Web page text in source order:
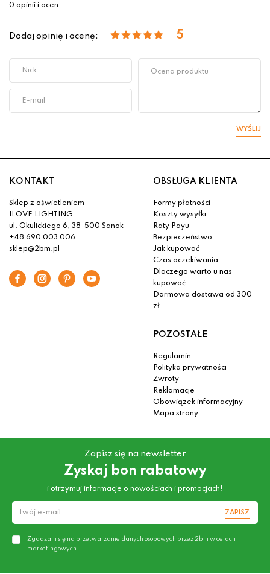
0 opinii i ocen
Dodaj opinię i ocenę: 5
WYŚLIJ
KONTAKT
Sklep z oświetleniem
ILOVE LIGHTING
ul. Okulickiego 6, 38-500 Sanok
+48 690 003 006
sklep@2bm.pl
OBSŁUGA KLIENTA
Formy płatności
Koszty wysyłki
Raty Payu
Bezpieczeństwo
Jak kupować
Czas oczekiwania
Dlaczego warto u nas
kupować
Darmowa dostawa od 300
zł
POZOSTAŁE
Regulamin
Polityka prywatności
Zwroty
Reklamacje
Obowiązek informacyjny
Mapa strony
Zapisz się na newsletter
Zyskaj bon rabatowy
i otrzymuj informacje o nowościach i promocjach!
ZAPISZ
Zgadzam się na przetwarzanie danych osobowych przez 2bm w celach
marketingowych.